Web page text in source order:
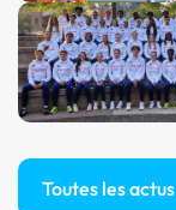
Toutes les actus